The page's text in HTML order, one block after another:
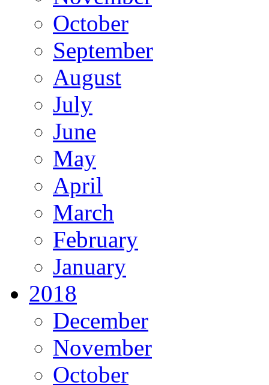
October
September
August
July
June
May
April
March
February
January
2018
December
November
October